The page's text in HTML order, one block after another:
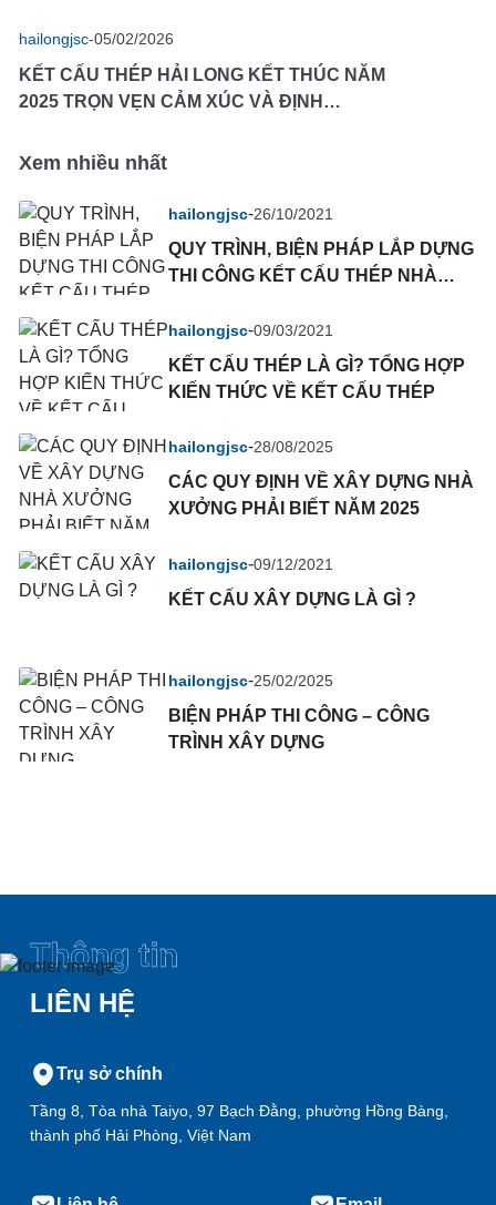
hailongjsc-05/02/2026
KẾT CẤU THÉP HẢI LONG KẾT THÚC NĂM
2025 TRỌN VẸN CẢM XÚC VÀ ĐỊNH
Xem nhiều nhất
hailongjsc-26/10/2021
QUY TRÌNH, BIỆN PHÁP LẮP DỰNG
THI CÔNG KẾT CẤU THÉP NHÀ
hailongjsc-09/03/2021
KẾT CẤU THÉP LÀ GÌ? TỔNG HỢP
KIẾN THỨC VỀ KẾT CẤU THÉP
hailongjsc-28/08/2025
CÁC QUY ĐỊNH VỀ XÂY DỰNG NHÀ
XƯỞNG PHẢI BIẾT NĂM 2025
hailongjsc-09/12/2021
KẾT CẤU XÂY DỰNG LÀ GÌ ?
hailongjsc-25/02/2025
BIỆN PHÁP THI CÔNG – CÔNG
TRÌNH XÂY DỰNG
Thông tin
LIÊN HỆ
Trụ sở chính
Tầng 8, Tòa nhà Taiyo, 97 Bạch Đằng, phường Hồng Bàng,
thành phố Hải Phòng, Việt Nam